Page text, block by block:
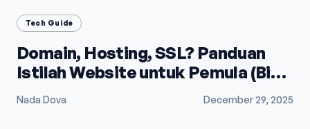
Tech Guide
Domain, Hosting, SSL? Panduan
Istilah Website untuk Pemula (Biar
Gak Bingung)
Nada Dova December 29, 2025